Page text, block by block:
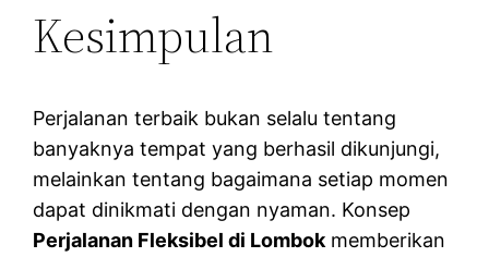
Kesimpulan
Perjalanan terbaik bukan selalu tentang
banyaknya tempat yang berhasil dikunjungi,
melainkan tentang bagaimana setiap momen
dapat dinikmati dengan nyaman. Konsep
Perjalanan Fleksibel di Lombok memberikan